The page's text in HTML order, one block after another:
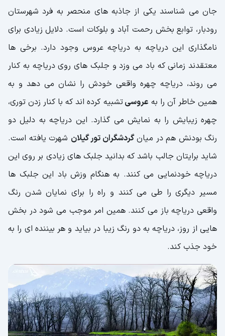
جان می شناسند یکی از جاذبه های منحصر به فرد شهرستان
رودبار، توابع بخش رحمت آباد و بلوکات است. دلایل زیادی برای
نامگذاری این دریاچه به دریاچه عروس وجود دارد. برخی ها
معتقدند زمانی که باد می وزد و جلبک های روی دریاچه به کنار
می روند، دریاچه چهره واقعی خودش را نشان می دهد و به
همین خاطر آن را به عروسیتشبیه کرده اند که با کنار زدن توری،
چهره زیبایش را به نمایش می گذارد. این دریاچه به دلیل دو
رنگ بودنش هم در میانگردشگران تور گیلان شهرت یافته است.
شاید برایتان جالب باشد که بدانید جلبک های زیادی بر روی این
دریاچه خودنمایی می کنند. به هنگام وزش باد این جلبک ها
مسیر دیگری را طی می کنند و راه را برای نمایان شدن رنگ
واقعی دریاچه باز می کنند. همین امر موجب می شود در بخش
هایی از روز، دریاچه به دو رنگ زیبا در بیاید و هر بیننده ای را به
خود جذب کند.